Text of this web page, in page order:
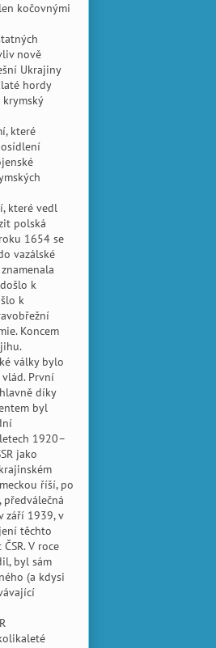
kočovnými
nově
Ukrajiny
hordy
které
které vedl
polská
1654 se
vazálské
k
k
Koncem
války bylo
První
díky
byl
1920–
jako
říší, po
září 1939, v
těchto
V roce
byl sám
(a kdysi